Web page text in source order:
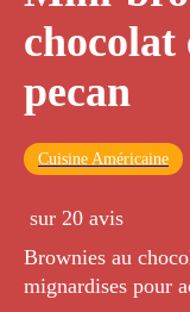
chocolat
pecan
Cuisine Américaine
sur 20 avis
Brownies au
mignardises pour